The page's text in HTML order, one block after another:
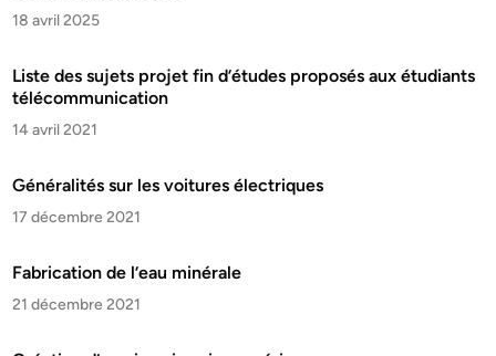
18 avril 2025
Liste des sujets projet fin d’études proposés aux étudiants
télécommunication
14 avril 2021
Généralités sur les voitures électriques
17 décembre 2021
Fabrication de l’eau minérale
21 décembre 2021